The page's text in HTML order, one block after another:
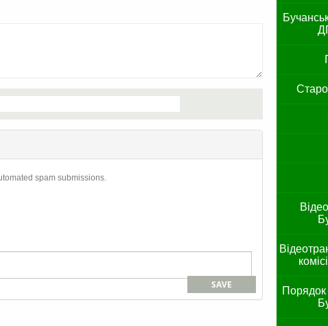
spam submissions.
SAVE
Порядок